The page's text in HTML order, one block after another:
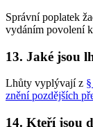
Správní poplatek
vydáním povolení
13. Jaké jsou
Lhůty vyplývají z
znění pozdějších
14. Kteří jsou